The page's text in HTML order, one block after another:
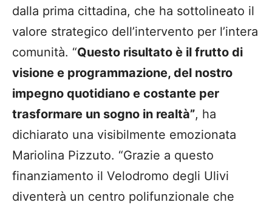
dalla prima cittadina, che ha sottolineato il
valore strategico dell’intervento per l’intera
comunità. “Questo risultato è il frutto di
visione e programmazione, del nostro
impegno quotidiano e costante per
trasformare un sogno in realtà”, ha
dichiarato una visibilmente emozionata
Mariolina Pizzuto. “Grazie a questo
finanziamento il Velodromo degli Ulivi
diventerà un centro polifunzionale che